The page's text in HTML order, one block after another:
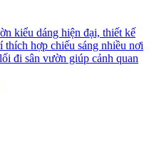
kiểu dáng hiện đại, thiết kế
hợp chiếu sáng nhiều nơi
đi sân vườn giúp cảnh quan